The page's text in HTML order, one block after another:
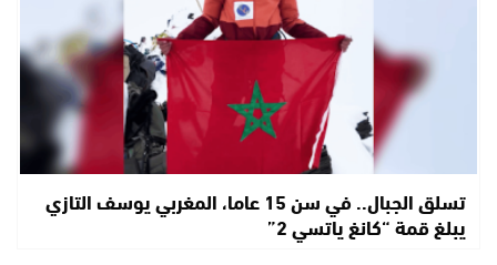
تسلق الجبال.. في سن 15 عاما، المغربي يوسف التازي
يبلغ قمة “كانغ ياتسي 2”